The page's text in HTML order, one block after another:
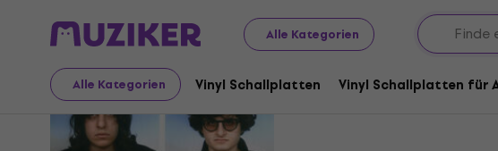
Alle Kategorien
Alle Kategorien Vinyl Schallplatten Vinyl Schallplatten für
Sons Of Raphael